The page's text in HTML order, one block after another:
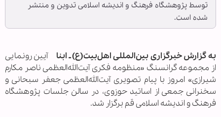
توسط پژوهشگاه فرهنگ و اندیشه اسلامی تدوین و منتشر
شده است.
به گزارش خبرگزاری بین‌المللی اهل‌بیت(ع) ـ ابنا
آیین رونمایی
از مجموعه گرانسنگ «منظومه فکری آیت‌الله‌العظمی ناصر مکارم
شیرازی» امروز با پیام تصویری آیت‌الله‌العظمی جعفر سبحانی و
سخنرانی جمعی از اساتید حوزوی، در سالن جلسات پژوهشگاه
فرهنگ و اندیشه اسلامی قم برگزار شد.